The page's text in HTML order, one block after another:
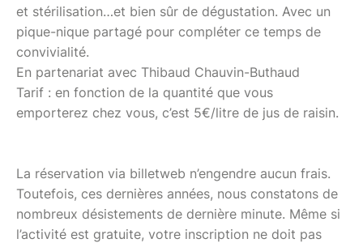
et stérilisation…et bien sûr de dégustation. Avec un
pique-nique partagé pour compléter ce temps de
convivialité.
En partenariat avec Thibaud Chauvin-Buthaud
Tarif : en fonction de la quantité que vous
emporterez chez vous, c’est 5€/litre de jus de raisin.
La réservation via billetweb n’engendre aucun frais.
Toutefois, ces dernières années, nous constatons de
nombreux désistements de dernière minute. Même si
l’activité est gratuite, votre inscription ne doit pas